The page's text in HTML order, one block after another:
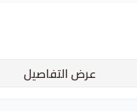
عرض التفاصيل